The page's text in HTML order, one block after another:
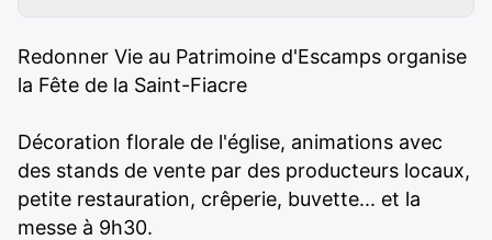
Redonner Vie au Patrimoine d'Escamps organise
la Fête de la Saint-Fiacre
Décoration florale de l'église, animations avec
des stands de vente par des producteurs locaux,
petite restauration, crêperie, buvette... et la
messe à 9h30.